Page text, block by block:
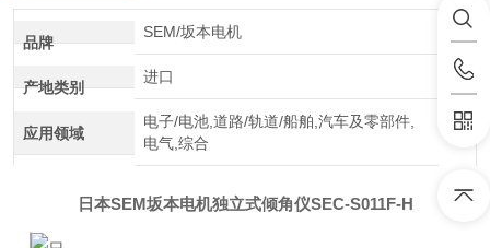
品牌
SEM/坂本电机
产地类别
进口
应用领域
电子/电池,道路/轨道/船舶,汽车及零部件,
电气,综合
日本SEM坂本电机独立式倾角仪SEC-S011F-H